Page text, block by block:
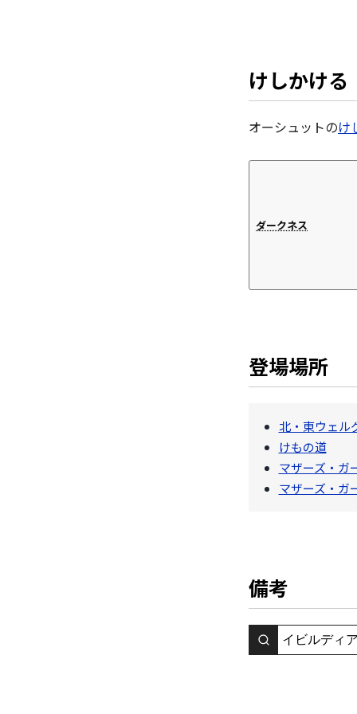
けしかける
オーシュットのけ
ダークネス
登場場所
北・東ウェル
けもの道
マザーズ・ガ
マザーズ・ガ
備考